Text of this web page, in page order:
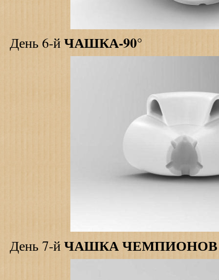
День 6-йЧАШКА-90°
День 7-йЧАШКА ЧЕМПИОНОВ